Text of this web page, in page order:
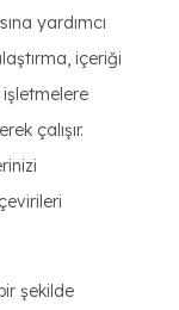
yardımcı
içeriği
çalışır.
şekilde